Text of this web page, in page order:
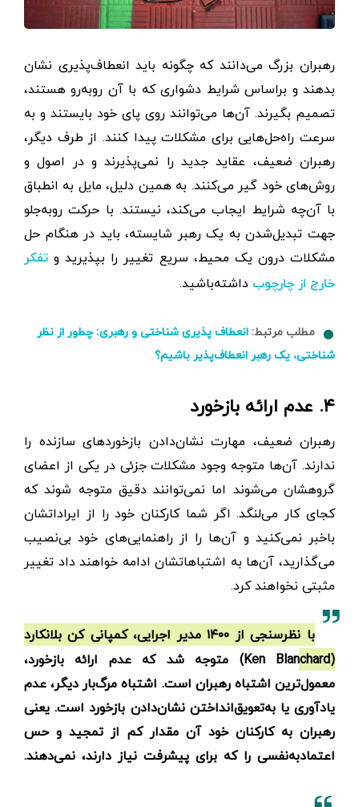
رهبران بزرگ می‌دانند که چگونه باید انعطاف‌پذیری نشان
بدهند و براساس شرایط دشواری که با آن روبه‌‎رو هستند،
تصمیم بگیرند. آن‌ها می‌توانند روی پای خود بایستند و به
سرعت راه‌حل‌هایی برای مشکلات پیدا کنند. از طرف دیگر،
رهبران ضعیف، عقاید جدید را نمی‌پذیرند و در اصول و
روش‌های خود گیر می‌کنند. به همین دلیل، مایل به انطباق
با آن‌چه شرایط ایجاب می‌کند، نیستند. با حرکت رو‌به‌جلو
جهت تبدیل‌شدن به یک رهبر شایسته، باید در هنگام حل
مشکلات درون یک محیط، سریع تغییر را بپذیرید و تفکر
خارج از چارچوب داشته‌باشید.
مطلب مرتبط: انعطاف پذیری شناختی و رهبری: چطور از نظر
شناختی، یک رهبر انعطاف‌پذیر باشیم؟
۴. عدم ارائه بازخورد
رهبران ضعیف، مهارت نشان‌دادن بازخوردهای سازنده را
ندارند. آن‌ها متوجه وجود مشکلات جزئی در یکی از اعضای
گروهشان می‌شوند اما نمی‌توانند دقیق متوجه شوند که
کجای کار می‌لنگد. اگر شما کارکنان خود را از ایراداتشان
باخبر نمی‌کنید و آن‌ها را از راهنمایی‌های خود بی‌نصیب
می‌گذارید، آن‌ها به اشتباهاتشان ادامه خواهند داد تغییر
مثبتی نخواهند کرد.
با نظرسنجی از ۱۴۰۰ مدیر اجرایی، کمپانی کن بلانکارد
(Ken Blanchard) متوجه شد که عدم ارائه بازخورد،
معمول‌ترین اشتباه رهبران است. اشتباه مرگ‌بار دیگر، عدم
یادآوری یا به‌تعویق‌انداختن نشان‌دادن بازخورد است. یعنی
رهبران به کارکنان خود آن مقدار کم از تمجید و حس
اعتمادبه‌نفسی را که برای پیشرفت نیاز دارند، نمی‌دهند.